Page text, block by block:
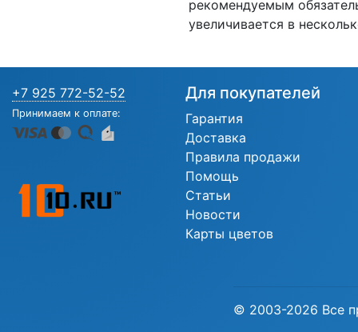
рекомендуемым
увеличивается в
+7 925 772-52-52
Принимаем к оплате:
Для покупателей
Гарантия
Доставка
Правила продажи
Помощь
Статьи
Новости
Карты цветов
© 2003-2026 Все